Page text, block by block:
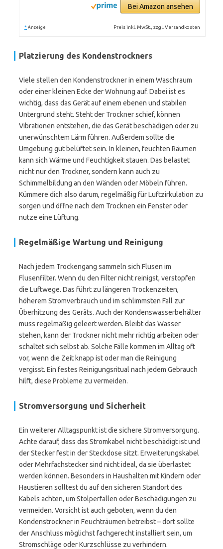
Bei Amazon ansehen
* Anzeige Preis inkl. MwSt., zzgl. Versandkosten
Platzierung des Kondenstrockners
Viele stellen den Kondenstrockner in einem Waschraum
oder einer kleinen Ecke der Wohnung auf. Dabei ist es
wichtig, dass das Gerät auf einem ebenen und stabilen
Untergrund steht. Steht der Trockner schief, können
Vibrationen entstehen, die das Gerät beschädigen oder zu
unerwünschtem Lärm führen. Außerdem sollte die
Umgebung gut belüftet sein. In kleinen, feuchten Räumen
kann sich Wärme und Feuchtigkeit stauen. Das belastet
nicht nur den Trockner, sondern kann auch zu
Schimmelbildung an den Wänden oder Möbeln führen.
Kümmere dich also darum, regelmäßig für Luftzirkulation zu
sorgen und öffne nach dem Trocknen ein Fenster oder
nutze eine Lüftung.
Regelmäßige Wartung und Reinigung
Nach jedem Trockengang sammeln sich Flusen im
Flusenfilter. Wenn du den Filter nicht reinigst, verstopfen
die Luftwege. Das führt zu längeren Trockenzeiten,
höherem Stromverbrauch und im schlimmsten Fall zur
Überhitzung des Geräts. Auch der Kondenswasserbehälter
muss regelmäßig geleert werden. Bleibt das Wasser
stehen, kann der Trockner nicht mehr richtig arbeiten oder
schaltet sich selbst ab. Solche Fälle kommen im Alltag oft
vor, wenn die Zeit knapp ist oder man die Reinigung
vergisst. Ein festes Reinigungsritual nach jedem Gebrauch
hilft, diese Probleme zu vermeiden.
Stromversorgung und Sicherheit
Ein weiterer Alltagspunkt ist die sichere Stromversorgung.
Achte darauf, dass das Stromkabel nicht beschädigt ist und
der Stecker fest in der Steckdose sitzt. Erweiterungskabel
oder Mehrfachstecker sind nicht ideal, da sie überlastet
werden können. Besonders in Haushalten mit Kindern oder
Haustieren solltest du auf den sicheren Standort des
Kabels achten, um Stolperfallen oder Beschädigungen zu
vermeiden. Vorsicht ist auch geboten, wenn du den
Kondenstrockner in Feuchträumen betreibst – dort sollte
der Anschluss möglichst fachgerecht installiert sein, um
Stromschläge oder Kurzschlüsse zu verhindern.